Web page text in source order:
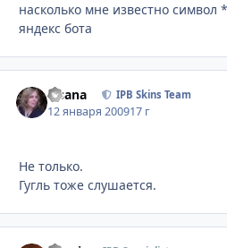
насколько мне известно символ
яндекс бота
Fisana IPB Skins Team
12 января 200917 г
Не только.
Гугль тоже слушается.